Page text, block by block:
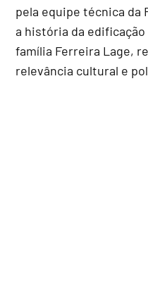
pela equipe técnica da
a história da
família Ferreira Lage,
relevância cultural e